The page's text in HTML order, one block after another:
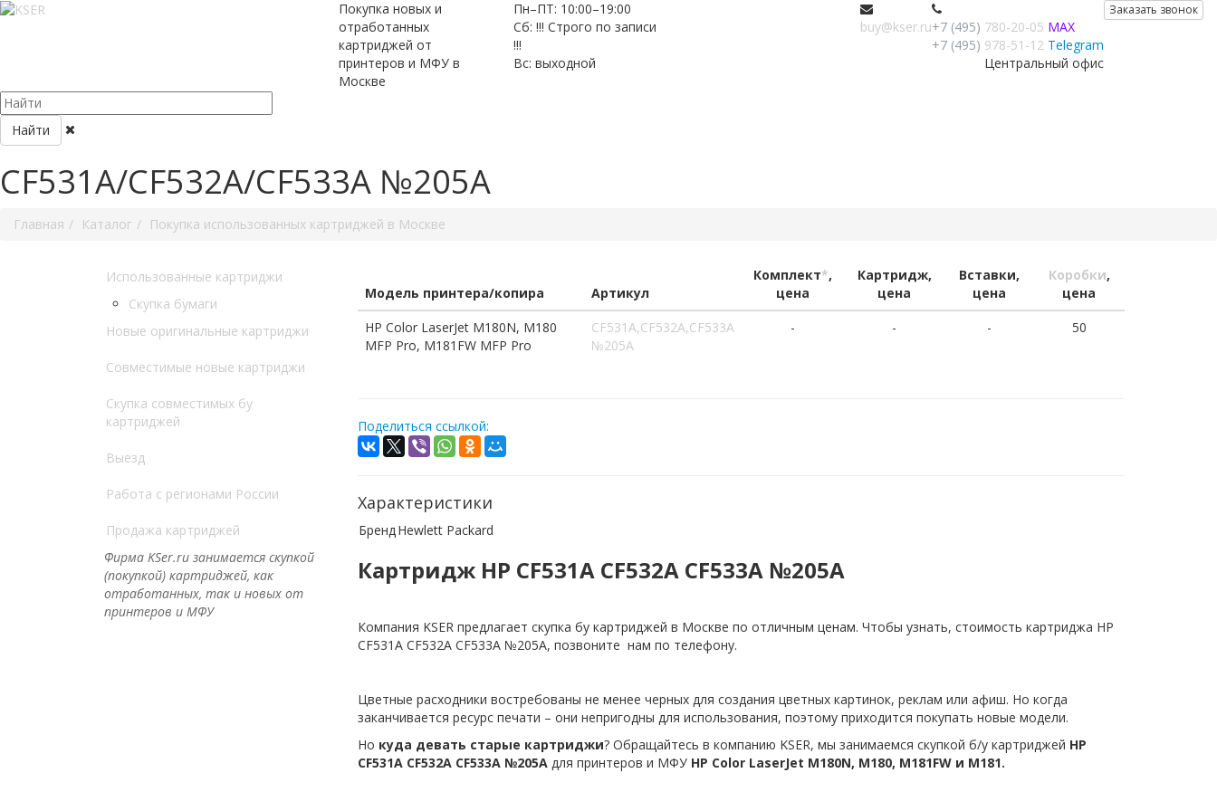
Покупка новых и
отработанных
картриджей от
принтеров и МФУ в
Москве
Пн–ПТ: 10:00–19:00
Сб: !!! Строго по записи
!!!
Вс: выходной
Заказать звонок
+7 (495) 780-20-05 MAX
+7 (495) 978-51-12 Telegram
Центральный офис
buy@kser.ru
Найти
CF531A/CF532A/CF533A №205A
Главная Каталог Покупка использованных картриджей в Москве
Использованные картриджи
Скупка бумаги
Новые оригинальные картриджи
Совместимые новые картриджи
Скупка совместимых бу
картриджей
Выезд
Работа с регионами России
Продажа картриджей
Фирма KSer.ru занимается скупкой
(покупкой) картриджей, как
отработанных, так и новых от
принтеров и МФУ
Модель принтера/копира Артикул
Комплект*,
цена
Картридж,
цена
Вставки,
цена
Коробки,
цена
HP Color LaserJet M180N, M180
MFP Pro, M181FW MFP Pro
CF531A,CF532A,CF533A
№205A
- - - 50
Поделиться ссылкой:
Характеристики
БрендHewlett Packard
КартриджHP CF531A CF532A CF533A №205A
Компания KSER предлагает скупка бу картриджей в Москве по отличным ценам. Чтобы узнать, стоимость картриджа HP
CF531A CF532A CF533A №205A, позвоните нам по телефону.
Цветные расходники востребованы не менее черных для создания цветных картинок, реклам или афиш. Но когда
заканчивается ресурс печати – они непригодны для использования, поэтому приходится покупать новые модели.
Но куда девать старые картриджи? Обращайтесь в компанию KSER, мы занимаемся скупкой б/у картриджей HP
CF531A CF532A CF533A №205A для принтеров и МФУ HP Color LaserJet M180N, M180, M181FW и M181.